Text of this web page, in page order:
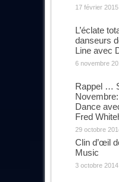
17 février 2015
L’éclate
danseurs
Line avec
6 novembre
Rappel …
Dance
Fred
29 octobre
Clin d’œil
Music
3 octobre 2014